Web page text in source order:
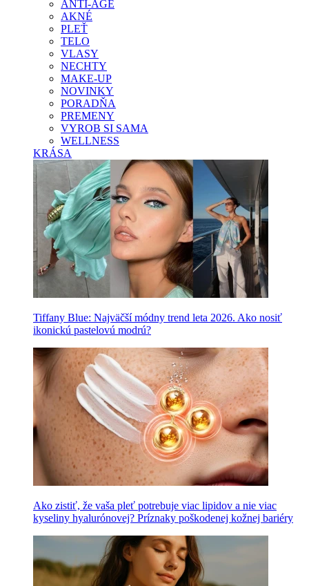
ANTI-AGE
AKNÉ
PLEŤ
TELO
VLASY
NECHTY
MAKE-UP
NOVINKY
PORADŇA
PREMENY
VYROB SI SAMA
WELLNESS
KRÁSA
Tiffany Blue: Najväčší módny trend leta 2026. Ako nosiť
ikonickú pastelovú modrú?
Ako zistiť, že vaša pleť potrebuje viac lipidov a nie viac
kyseliny hyalurónovej? Príznaky poškodenej kožnej bariéry